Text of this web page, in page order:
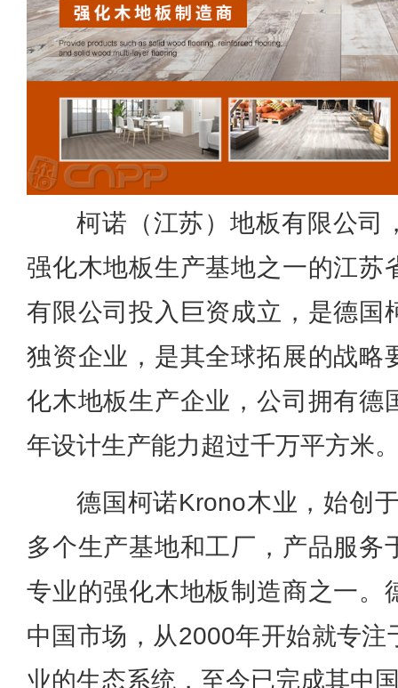
柯诺（江苏）地板有限公司
强化木地板生产基地之一的江苏
有限公司投入巨资成立，是德国
独资企业，是其全球拓展的战略
化木地板生产企业，公司拥有德
年设计生产能力超过千万平方米
德国柯诺Krono木业，始创
多个生产基地和工厂，产品服务
专业的强化木地板制造商之一。
中国市场，从2000年开始就专注
业的生态系统，至今已完成其中